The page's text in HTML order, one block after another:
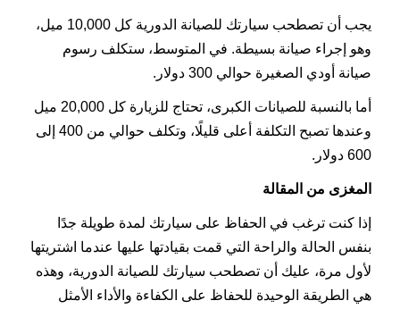
يجب أن تصطحب سيارتك للصيانة الدورية كل 10,000 ميل،
وهو إجراء صيانة بسيطة. في المتوسط، ستكلف رسوم
صيانة أودي الصغيرة حوالي 300 دولار.
أما بالنسبة للصيانات الكبرى، تحتاج للزيارة كل 20,000 ميل
وعندها تصبح التكلفة أعلى قليلًا، وتكلف حوالي من 400 إلى
600 دولار.
المغزى من المقالة
إذا كنت ترغب في الحفاظ على سيارتك لمدة طويلة جدًا
بنفس الحالة والراحة التي قمت بقيادتها عليها عندما اشتريتها
لأول مرة، عليك أن تصطحب سيارتك للصيانة الدورية، وهذه
هي الطريقة الوحيدة للحفاظ على الكفاءة والأداء الأمثل